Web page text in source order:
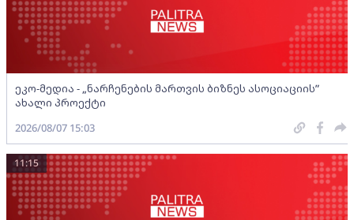
ეკო-მედია - „ნარჩენების მართვის ბიზნეს ასოციაციის”
ახალი პროექტი
2026/08/07 15:03
11:15